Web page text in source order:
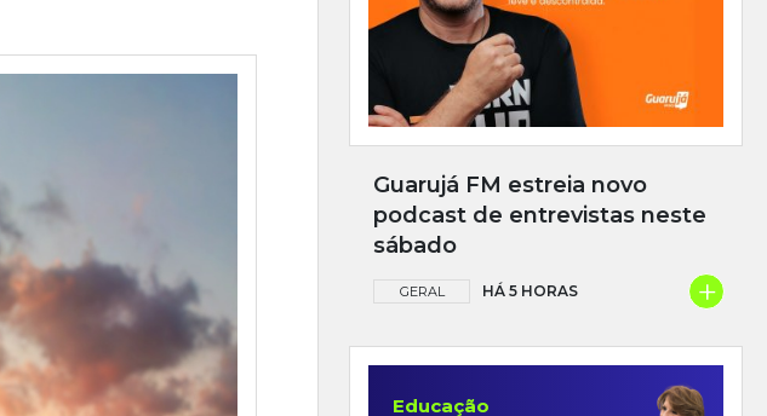
Guarujá FM estreia novo
podcast de entrevistas neste
sábado
GERAL HÁ 5 HORAS +
Educação